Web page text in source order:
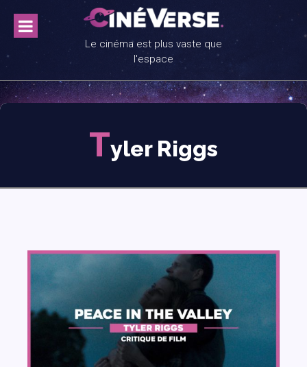
content
Le cinéma est plus vaste que
l'espace
Tyler Riggs